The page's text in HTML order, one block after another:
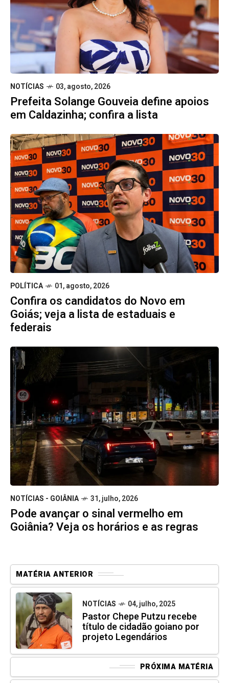
NOTÍCIAS 03, agosto, 2026
Prefeita Solange Gouveia define apoios
em Caldazinha; confira a lista
POLÍTICA 01, agosto, 2026
Confira os candidatos do Novo em
Goiás; veja a lista de estaduais e
federais
NOTÍCIAS - GOIÂNIA 31, julho, 2026
Pode avançar o sinal vermelho em
Goiânia? Veja os horários e as regras
MATÉRIA ANTERIOR
NOTÍCIAS 04, julho, 2025
Pastor Chepe Putzu recebe
título de cidadão goiano por
projeto Legendários
PRÓXIMA MATÉRIA